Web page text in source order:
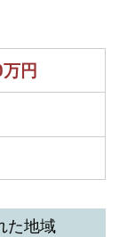
円
た地域